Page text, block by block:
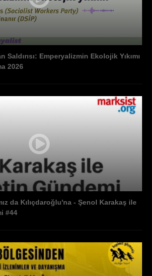
Saldırısı: Emperyalizmin Ekolojik Yıkımı
2026
da Kılıçdaroğlu'na - Şenol Karakaş ile
#44